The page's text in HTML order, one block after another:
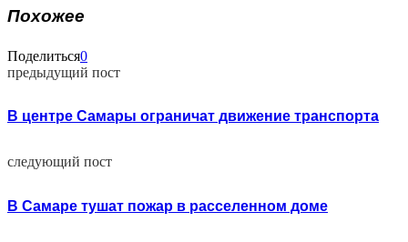
Похожее
Поделиться0
предыдущий пост
В центре Самары ограничат движение транспорта
следующий пост
В Самаре тушат пожар в расселенном доме